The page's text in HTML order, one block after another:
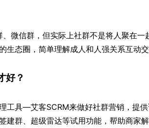
微信群，但实际上社群不是将人聚在
生态圈，简单理解成人和人强关系互动交
好？
工具—艾客SCRM来做好社群营销，提
建群、超级雷达等试用功能，帮助商家